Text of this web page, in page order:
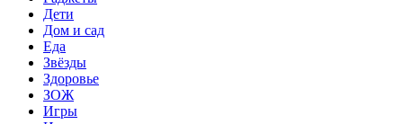
Дети
Дом и сад
Еда
Звёзды
Здоровье
ЗОЖ
Игры